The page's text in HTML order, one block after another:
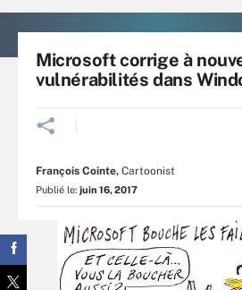
Microsoft corrige à
vulnérabilités dans
François Cointe, Cartoonist
Publié le: juin 16, 2017